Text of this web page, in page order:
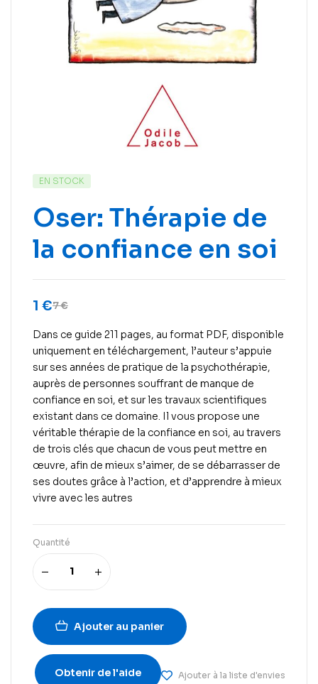
EN STOCK
Oser: Thérapie de
la confiance en soi
7€
1 €
Dans ce guide 211 pages, au format PDF, disponible
uniquement en téléchargement, l’auteur s’appuie
sur ses années de pratique de la psychothérapie,
auprès de personnes souffrant de manque de
confiance en soi, et sur les travaux scientifiques
existant dans ce domaine. Il vous propose une
véritable thérapie de la confiance en soi, au travers
de trois clés que chacun de vous peut mettre en
œuvre, afin de mieux s’aimer, de se débarrasser de
ses doutes grâce à l’action, et d’apprendre à mieux
vivre avec les autres
Quantité
Ajouter au panier
Obtenir de l'aide Ajouter à la liste d'envies